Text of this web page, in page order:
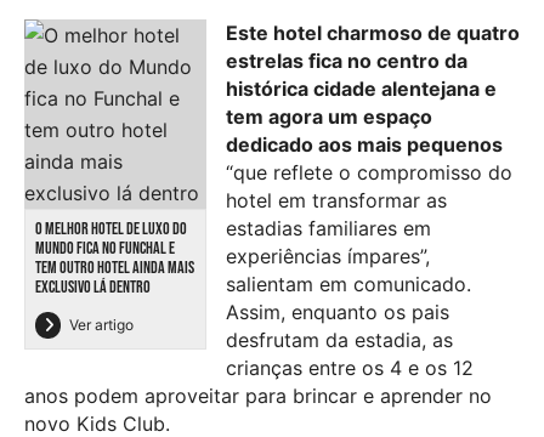
O MELHOR HOTEL DE LUXO DO
MUNDO FICA NO FUNCHAL E
TEM OUTRO HOTEL AINDA MAIS
EXCLUSIVO LÁ DENTRO
Ver artigo
Este hotel charmoso de quatro
estrelas fica no centro da
histórica cidade alentejana e
tem agora um espaço
dedicado aos mais pequenos
“que reflete o compromisso do
hotel em transformar as
estadias familiares em
experiências ímpares”,
salientam em comunicado.
Assim, enquanto os pais
desfrutam da estadia, as
crianças entre os 4 e os 12
anos podem aproveitar para brincar e aprender no
novo Kids Club.